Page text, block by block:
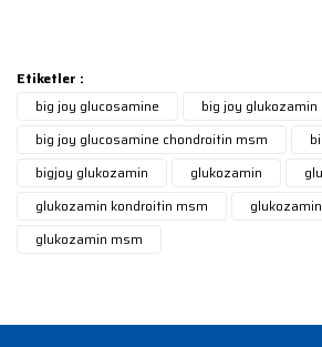
Etiketler :
big joy glucosamine
big joy glukozamin
big joy glucosamine chondroitin msm
bigjoy glukozamin
glukozamin
glukozamin kondroitin msm
glukozamin msm